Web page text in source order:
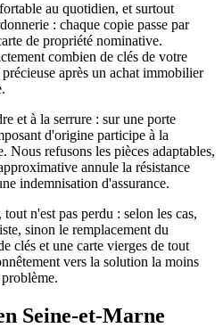
au quotidien, et surtout
: chaque copie passe par
de propriété nominative.
combien de clés de votre
après un achat immobilier
et à la serrure : sur une porte
d'origine participe à la
Nous refusons les pièces adaptables,
annule la résistance
indemnisation d'assurance.
n'est pas perdu : selon les cas,
sinon le remplacement du
clés et une carte vierges de tout
vers la solution la moins
Seine-et-Marne